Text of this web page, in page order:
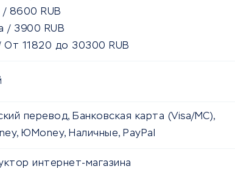
/ 8600 RUB
/ 3900 RUB
От 11820 до 30300 RUB
перевод, Банковская карта (Visa/MC),
ЮMoney, Наличные, PayPal
интернет-магазина